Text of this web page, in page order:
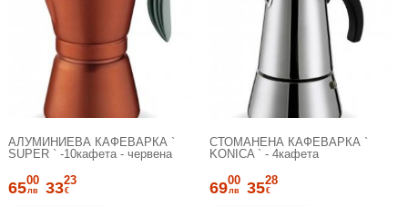
АЛУМИНИЕВА КАФЕВАРКА `
SUPER ` -10кафета - червена
6500
лв 3323
€
СТОМАНЕНА КАФЕВАРКА `
KONICA ` - 4кафета
6900
лв 3528
€